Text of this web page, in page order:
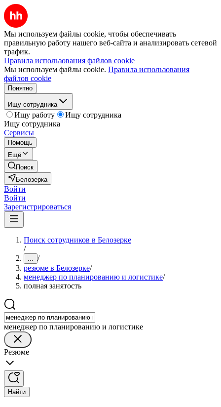
Мы используем файлы cookie, чтобы обеспечивать
правильную работу нашего веб-сайта и анализировать сетевой
трафик.
Правила использования файлов cookie
Мы используем файлы cookie. Правила использования
файлов cookie
Понятно
Ищу сотрудника
Ищу работу
Ищу сотрудника
Ищу сотрудника
Сервисы
Помощь
Ещё
Поиск
Белозерка
Войти
Войти
Зарегистрироваться
Поиск сотрудников в Белозерке
/
... /
резюме в Белозерке/
менеджер по планированию и логистике/
полная занятость
менеджер по планированию и логистике
Резюме
Найти